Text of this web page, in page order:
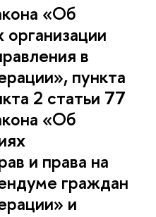
«Об
в
пункта
2 статьи 77
«Об
и права на
граждан
и